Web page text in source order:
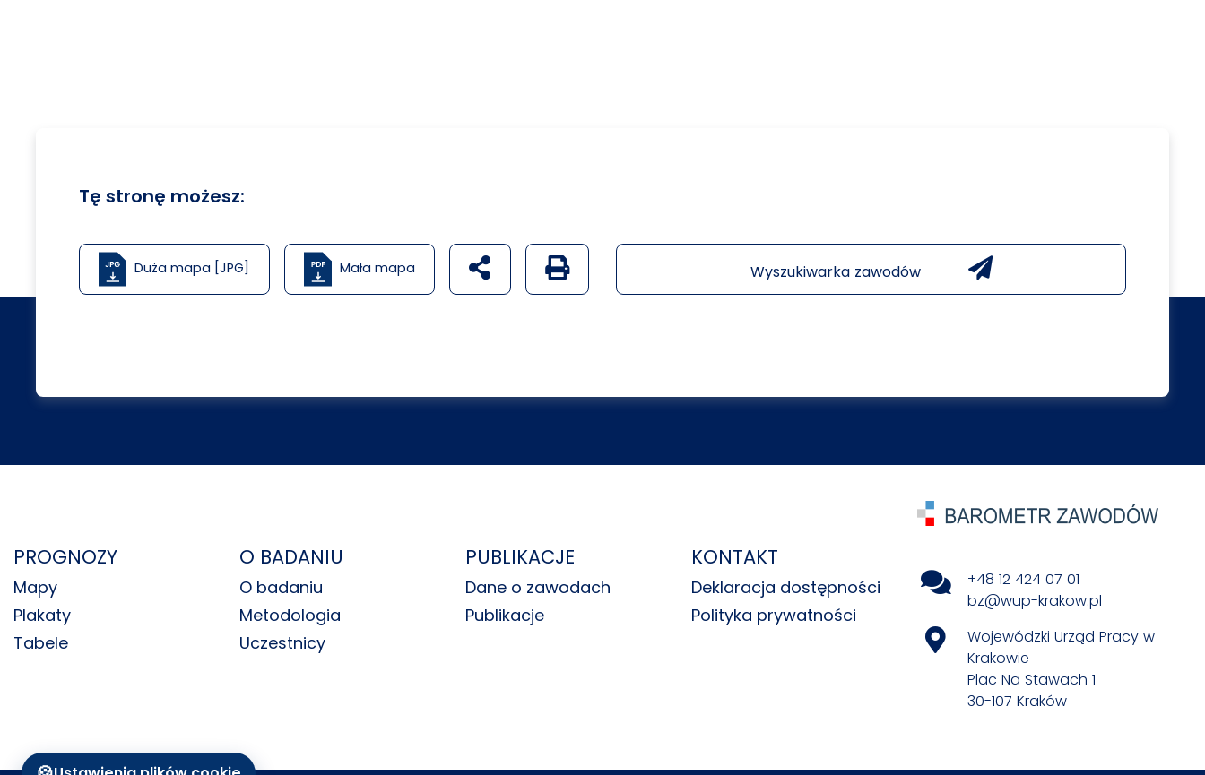
Tę stronę możesz:
Duża mapa [JPG] Mała mapa udostępnij na social mediach
Generuj wersję PDF strony Wyszukiwarka zawodów
PROGNOZY
Mapy
Plakaty
Tabele
O BADANIU
O badaniu
Metodologia
Uczestnicy
PUBLIKACJE
Dane o zawodach
Publikacje
KONTAKT
Deklaracja dostępności
Polityka prywatności
+48 12 424 07 01
bz@wup-krakow.pl
Wojewódzki Urząd Pracy w
Krakowie
Plac Na Stawach 1
30-107 Kraków